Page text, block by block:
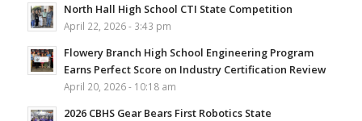
North Hall High School CTI State Competition
April 22, 2026 - 3:43 pm
Flowery Branch High School Engineering Program
Earns Perfect Score on Industry Certification Review
April 20, 2026 - 10:18 am
2026 CBHS Gear Bears First Robotics State